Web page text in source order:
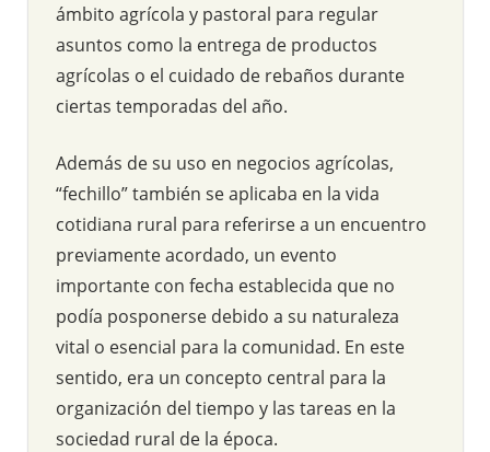
ámbito agrícola y pastoral para regular
asuntos como la entrega de productos
agrícolas o el cuidado de rebaños durante
ciertas temporadas del año.
Además de su uso en negocios agrícolas,
“fechillo” también se aplicaba en la vida
cotidiana rural para referirse a un encuentro
previamente acordado, un evento
importante con fecha establecida que no
podía posponerse debido a su naturaleza
vital o esencial para la comunidad. En este
sentido, era un concepto central para la
organización del tiempo y las tareas en la
sociedad rural de la época.